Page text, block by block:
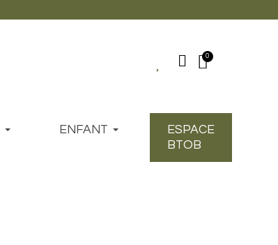
ENFANT
ESPACE
BTOB